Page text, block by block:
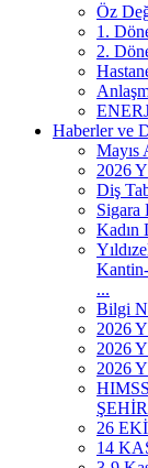
Öz
1.
2.
Haberler ve
Mayıs
2026
Diş
Sigara
Kadın
...
Bilgi
2026
2026
2026
26
14